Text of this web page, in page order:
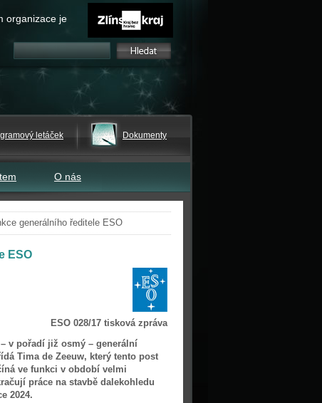
organizace je
letáček Dokumenty
O nás
generálního ředitele ESO
ESO
ESO 028/17 tisková zpráva
v pořadí již osmý – generální
Tima de Zeeuw, který tento post
ve funkci v období velmi
práce na stavbě dalekohledu
2024.